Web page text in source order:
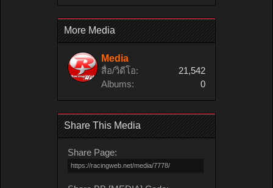
More Media
Media
สื่อ/วิดีโอ:
21,542
Albums:
0
Share This Media
Share Page: